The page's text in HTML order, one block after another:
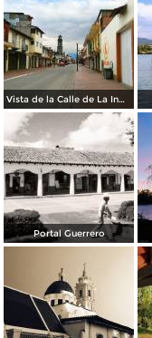
Vista de la Calle de La Inmaculada en Semana Santa 2020.
Portal Guerrero